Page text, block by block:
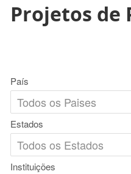
Projetos de
País
Estados
Instituições